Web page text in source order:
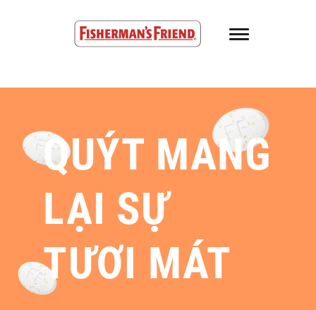
QUÝT MANG
LẠI SỰ
TƯƠI MÁT